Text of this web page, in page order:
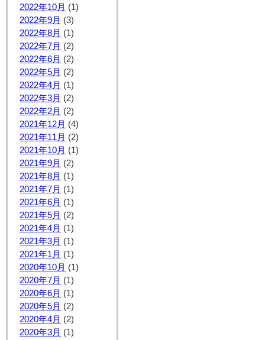
2022年10月 (1)
2022年9月 (3)
2022年8月 (1)
2022年7月 (2)
2022年6月 (2)
2022年5月 (2)
2022年4月 (1)
2022年3月 (2)
2022年2月 (2)
2021年12月 (4)
2021年11月 (2)
2021年10月 (1)
2021年9月 (2)
2021年8月 (1)
2021年7月 (1)
2021年6月 (1)
2021年5月 (2)
2021年4月 (1)
2021年3月 (1)
2021年1月 (1)
2020年10月 (1)
2020年7月 (1)
2020年6月 (1)
2020年5月 (2)
2020年4月 (2)
2020年3月 (1)